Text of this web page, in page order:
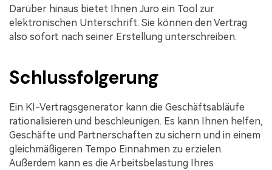
Darüber hinaus bietet Ihnen Juro ein Tool zur
elektronischen Unterschrift. Sie können den Vertrag
also sofort nach seiner Erstellung unterschreiben.
Schlussfolgerung
Ein KI-Vertragsgenerator kann die Geschäftsabläufe
rationalisieren und beschleunigen. Es kann Ihnen helfen,
Geschäfte und Partnerschaften zu sichern und in einem
gleichmäßigeren Tempo Einnahmen zu erzielen.
Außerdem kann es die Arbeitsbelastung Ihres